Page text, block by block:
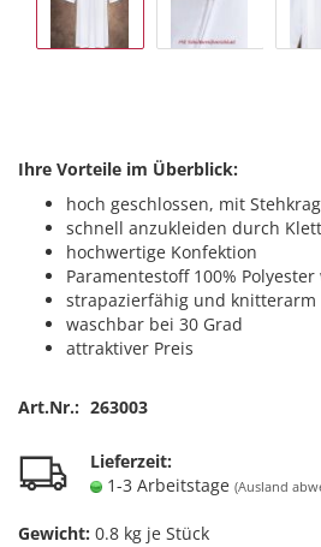
Ihre Vorteile im Überblick:
hoch geschlossen, mit
schnell anzukleiden durch
hochwertige Konfektion
Paramentestoff 100% Polyester
strapazierfähig und knitterarm
waschbar bei 30 Grad
attraktiver Preis
Art.Nr.: 263003
Lieferzeit:
1-3 Arbeitstage (Ausland
Gewicht: 0.8 kg je Stück